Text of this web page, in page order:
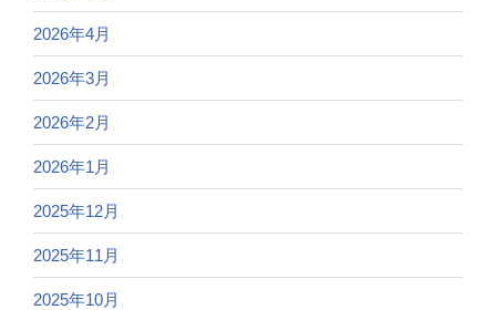
2026年4月
2026年3月
2026年2月
2026年1月
2025年12月
2025年11月
2025年10月